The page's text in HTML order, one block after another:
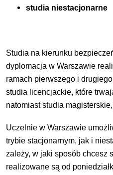
studia niestacjonarne
Studia na kierunku
dyplomacja w Warszawie
ramach pierwszego i
studia licencjackie, które
natomiast studia
Uczelnie w Warszawie
trybie stacjonarnym, jak i
zależy, w jaki sposób chcesz
realizowane są od